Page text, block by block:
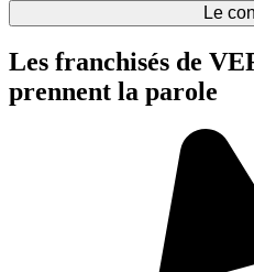
Le
Les franchisés de
prennent la parole